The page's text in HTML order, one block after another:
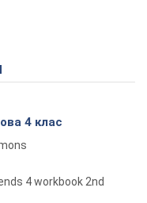
4 клас
4 workbook 2nd